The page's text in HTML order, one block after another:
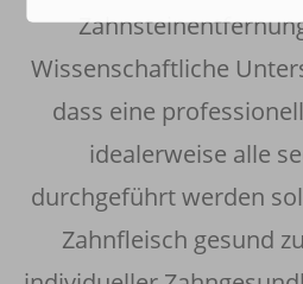
Wissenschaftliche
dass eine
idealerweise alle
durchgeführt werden
Zahnfleisch gesund